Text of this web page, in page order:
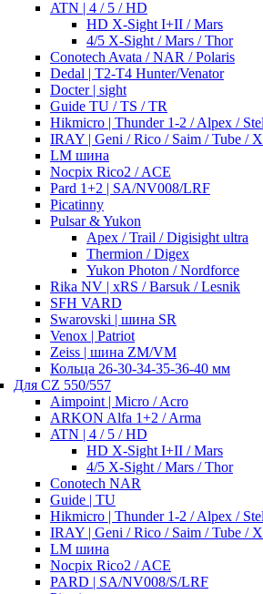
ATN | 4 / 5 / HD
HD X-Sight I+II / Mars
4/5 X-Sight / Mars / Thor
Conotech Avata / NAR / Polaris
Dedal | T2-T4 Hunter/Venator
Docter | sight
Guide TU / TS / TR
Hikmicro | Thunder 1-2 / Alpex /
IRAY | Geni / Rico / Saim / Tube /
LM шина
Nocpix Rico2 / ACE
Pard 1+2 | SA/NV008/LRF
Picatinny
Pulsar & Yukon
Apex / Trail / Digisight ultra
Thermion / Digex
Yukon Photon / Nordforce
Rika NV | xRS / Barsuk / Lesnik
SFH VARD
Swarovski | шина SR
Venox | Patriot
Zeiss | шина ZM/VM
Кольца 26-30-34-35-36-40 мм
Для CZ 550/557
Aimpoint | Micro / Acro
ARKON Alfa 1+2 / Arma
ATN | 4 / 5 / HD
HD X-Sight I+II / Mars
4/5 X-Sight / Mars / Thor
Conotech NAR
Guide | TU
Hikmicro | Thunder 1-2 / Alpex /
IRAY | Geni / Rico / Saim / Tube /
LM шина
Nocpix Rico2 / ACE
PARD | SA/NV008/S/LRF